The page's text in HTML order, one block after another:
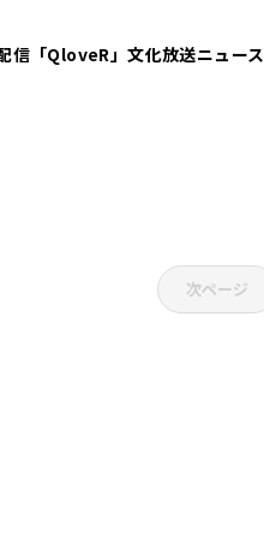
信「QloveR」文化放送ニュース
次ページ